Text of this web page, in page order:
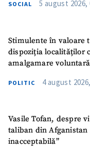
SOCIAL 5 august 2026,
Stimulente în valoare
dispoziția localităților
amalgamare voluntară
POLITIC 4 august
Vasile Tofan, despre
taliban din Afganistan
inacceptabilă”